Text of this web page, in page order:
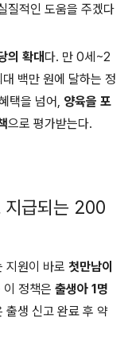
질적인 도움을 주겠다
의 확대 다. 만 0세~2
백만 원에 달하는 정
택을 넘어, 양육을 포
으로 평가받는다.
지급되는 200
지원이 바로 첫만남이
정책은 출생아 1명
출생 신고 완료 후 약